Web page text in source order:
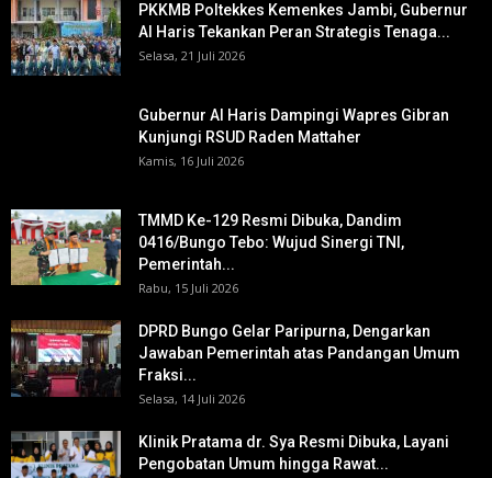
PKKMB Poltekkes Kemenkes Jambi, Gubernur
Al Haris Tekankan Peran Strategis Tenaga...
Selasa, 21 Juli 2026
Gubernur Al Haris Dampingi Wapres Gibran
Kunjungi RSUD Raden Mattaher
Kamis, 16 Juli 2026
TMMD Ke-129 Resmi Dibuka, Dandim
0416/Bungo Tebo: Wujud Sinergi TNI,
Pemerintah...
Rabu, 15 Juli 2026
DPRD Bungo Gelar Paripurna, Dengarkan
Jawaban Pemerintah atas Pandangan Umum
Fraksi...
Selasa, 14 Juli 2026
Klinik Pratama dr. Sya Resmi Dibuka, Layani
Pengobatan Umum hingga Rawat...